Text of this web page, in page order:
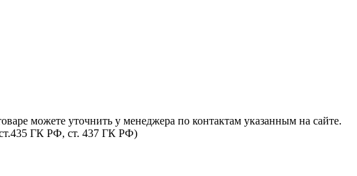
можете уточнить у менеджера по контактам указанным на сайте.
ГК РФ, cт. 437 ГК РФ)